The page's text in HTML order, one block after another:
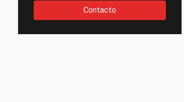
Contacto